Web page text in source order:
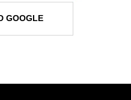
GOOGLE